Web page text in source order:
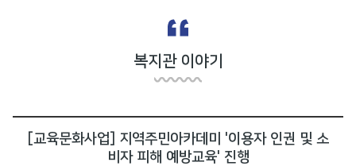
복지관 이야기
[교육문화사업] 지역주민아카데미 '이용자 인권 및 소
비자 피해 예방교육' 진행